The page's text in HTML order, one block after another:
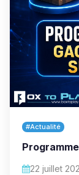
#Actualité
22 juillet